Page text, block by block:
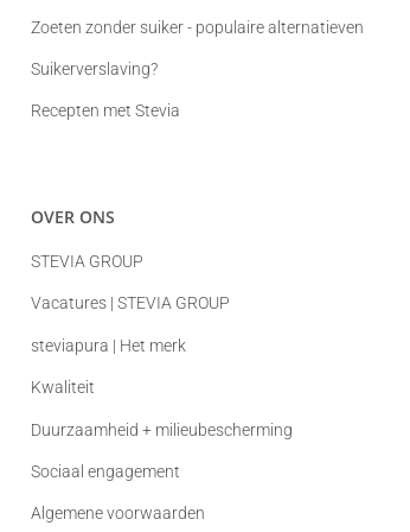
Zoeten zonder suiker - populaire alternatieven
Suikerverslaving?
Recepten met Stevia
OVER ONS
STEVIA GROUP
Vacatures | STEVIA GROUP
steviapura | Het merk
Kwaliteit
Duurzaamheid + milieubescherming
Sociaal engagement
Algemene voorwaarden